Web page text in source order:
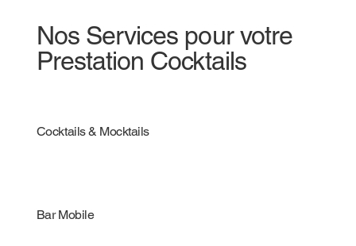
Nos Services pour votre
Prestation Cocktails
Cocktails & Mocktails
Bar Mobile